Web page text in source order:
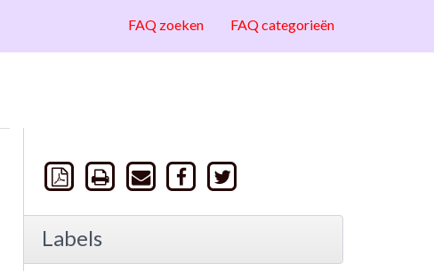
FAQ zoeken FAQ categorieën
Labels